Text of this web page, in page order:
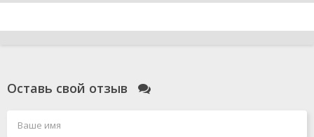
Оставь свой отзыв